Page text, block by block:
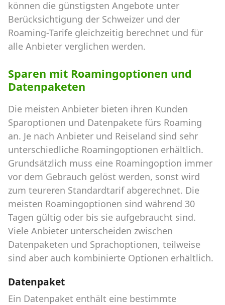
können die günstigsten Angebote unter
Berücksichtigung der Schweizer und der
Roaming-Tarife gleichzeitig berechnet und für
alle Anbieter verglichen werden.
Sparen mit Roamingoptionen und
Datenpaketen
Die meisten Anbieter bieten ihren Kunden
Sparoptionen und Datenpakete fürs Roaming
an. Je nach Anbieter und Reiseland sind sehr
unterschiedliche Roamingoptionen erhältlich.
Grundsätzlich muss eine Roamingoption immer
vor dem Gebrauch gelöst werden, sonst wird
zum teureren Standardtarif abgerechnet. Die
meisten Roamingoptionen sind während 30
Tagen gültig oder bis sie aufgebraucht sind.
Viele Anbieter unterscheiden zwischen
Datenpaketen und Sprachoptionen, teilweise
sind aber auch kombinierte Optionen erhältlich.
Datenpaket
Ein Datenpaket enthält eine bestimmte